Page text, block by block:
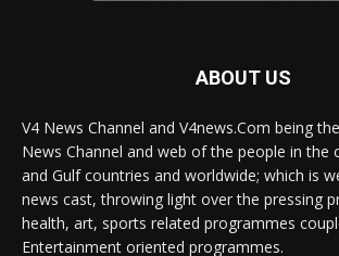
ABOUT US
V4 News Channel and V4news.Com being
News Channel and web of the people in the
and Gulf countries and worldwide; which is
news cast, throwing light over the pressing
health, art, sports related programmes
Entertainment oriented programmes.